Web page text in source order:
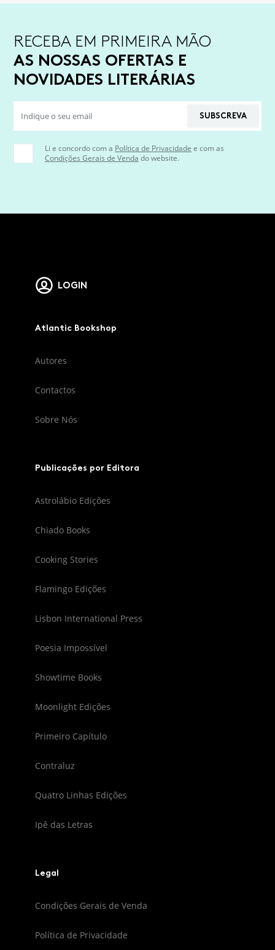
RECEBA EM PRIMEIRA MÃO
AS NOSSAS OFERTAS E
NOVIDADES LITERÁRIAS
SUBSCREVA
Li e concordo com a Política de Privacidade e com as
Condições Gerais de Venda do website.
LOGIN
Atlantic Bookshop
Autores
Contactos
Sobre Nós
Publicações por Editora
Astrolábio Edições
Chiado Books
Cooking Stories
Flamingo Edições
Lisbon International Press
Poesia Impossível
Showtime Books
Moonlight Edições
Primeiro Capítulo
Contraluz
Quatro Linhas Edições
Ipê das Letras
Legal
Condições Gerais de Venda
Política de Privacidade